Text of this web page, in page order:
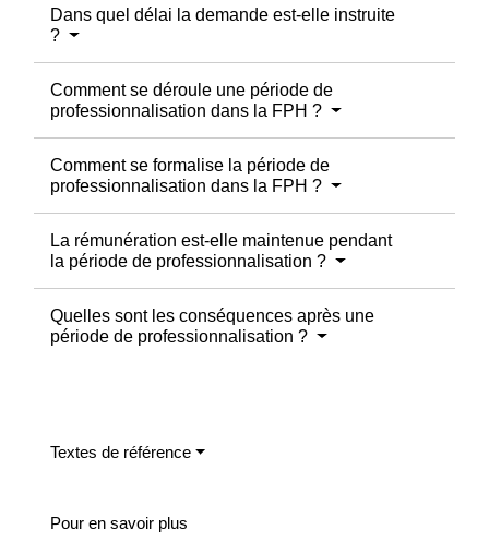
Dans quel délai la demande est-elle instruite
?
Comment se déroule une période de
professionnalisation dans la FPH ?
Comment se formalise la période de
professionnalisation dans la FPH ?
La rémunération est-elle maintenue pendant
la période de professionnalisation ?
Quelles sont les conséquences après une
période de professionnalisation ?
Textes de référence
Pour en savoir plus